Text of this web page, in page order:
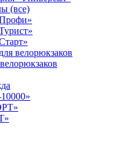
(все)
велорюкзаков